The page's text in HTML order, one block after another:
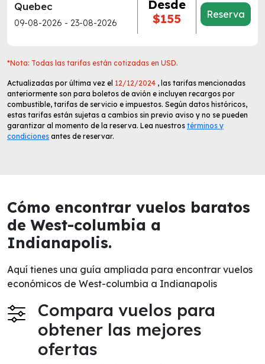
Quebec
09-08-2026 - 23-08-2026
Desde
$155
Reserva
*Nota: Todas las tarifas están cotizadas en USD.
Actualizadas por última vez el 12/12/2024 , las tarifas mencionadas
anteriormente son para boletos de avión e incluyen recargos por
combustible, tarifas de servicio e impuestos. Según datos históricos,
estas tarifas están sujetas a cambios sin previo aviso y no se pueden
garantizar al momento de la reserva. Lea nuestros términos y
condiciones antes de reservar.
Cómo encontrar vuelos baratos
de West-columbia a
Indianapolis.
Aquí tienes una guía ampliada para encontrar vuelos
económicos de West-columbia a Indianapolis
Compara vuelos para
obtener las mejores
ofertas